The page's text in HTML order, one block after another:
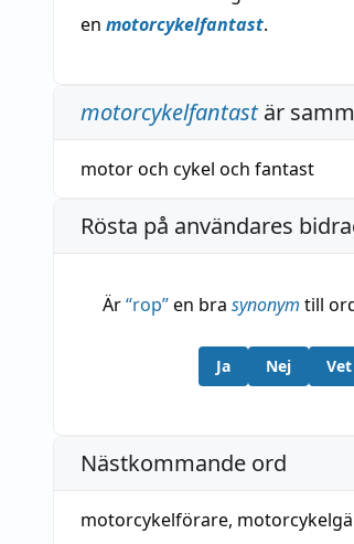
en motorcykelfantast.
motorcykelfantastär
motoroch cykel och fantast
Rösta på användares
Är“rop”en bra synonym till
Ja Nej
Nästkommande ord
motorcykelförare,